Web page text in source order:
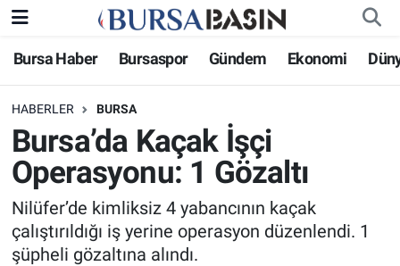
Bursa Haber Bursaspor Gündem Ekonomi
HABERLER BURSA
Bursa’da Kaçak İşçi
Operasyonu: 1 Gözaltı
Nilüfer’de kimliksiz 4 yabancının kaçak
çalıştırıldığı iş yerine operasyon düzenlendi. 1
şüpheli gözaltına alındı.
Bursa Haber
Genel
Bilim, Teknoloji
KÜLTÜR-SANAT
Bursa Nöbetçi Eczaneler
Bursa Hava Durumu
Bursa Namaz Vakitleri
Bursa Trafik Yoğunluk Haritası
Süper Lig Puan Durumu ve Fikstür